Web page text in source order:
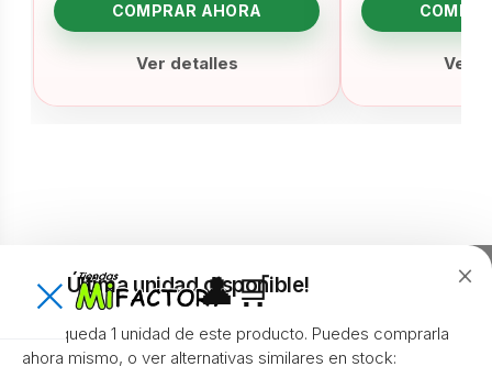
COMPRAR AHORA
Ver detalles Ver
×
⚡ ¡Última unidad disponible!
Solo queda 1 unidad de este producto. Puedes comprarla
ahora mismo, o ver alternativas similares en stock:
× 👤🛒
Encuentra lo que necesitas en
segundos
Busca productos, categorías, marcas, ofertas y
×
Envíos rápidos Devolución 30 días